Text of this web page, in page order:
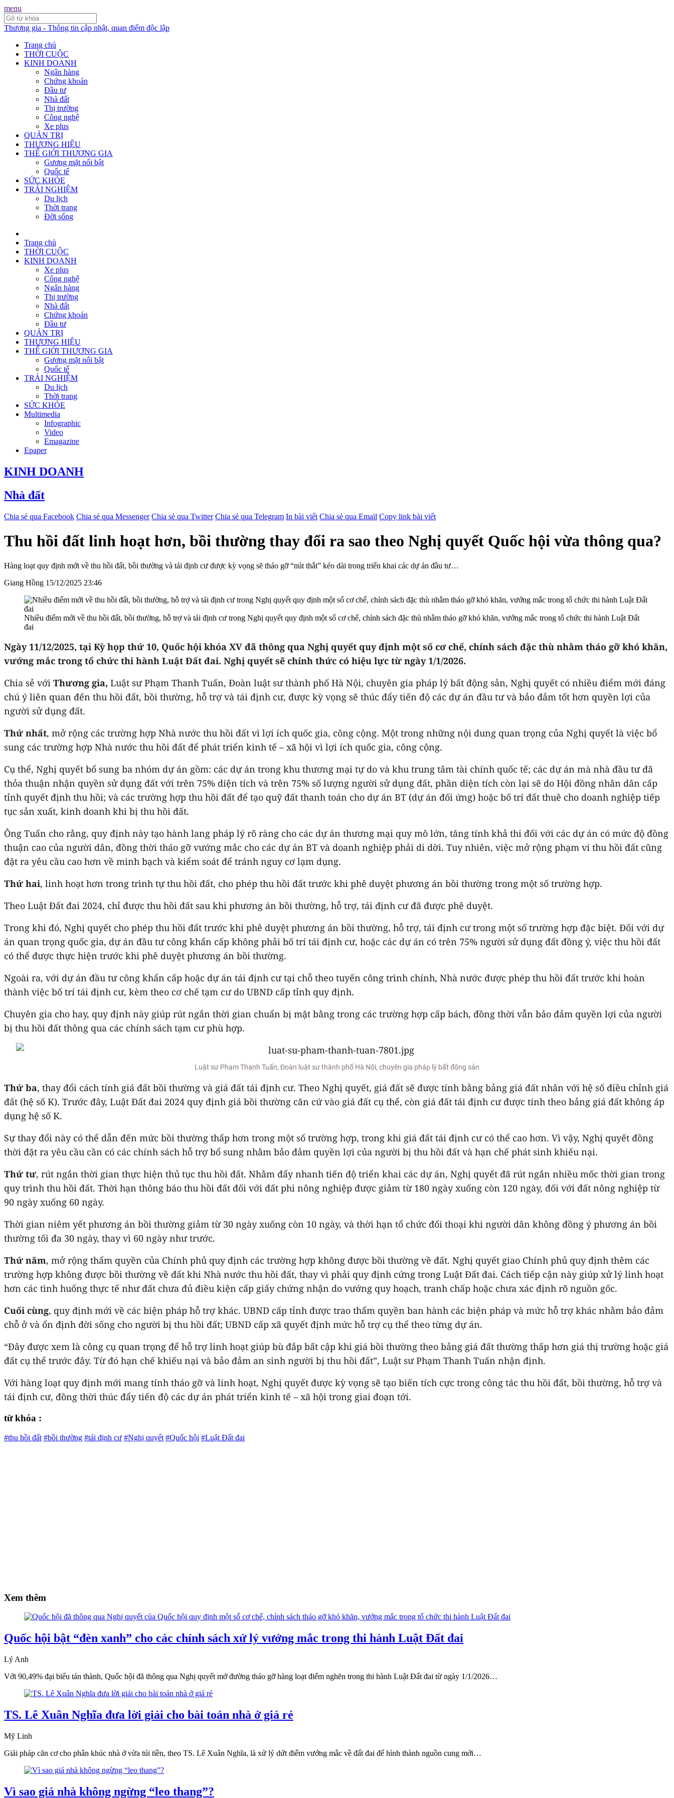
menu
Thương gia - Thông tin cập nhật, quan điểm độc lập
Trang chủ
THỜI CUỘC
KINH DOANH
Ngân hàng
Chứng khoán
Đầu tư
Nhà đất
Thị trường
Công nghệ
Xe plus
QUẢN TRỊ
THƯƠNG HIỆU
THẾ GIỚI THƯƠNG GIA
Gương mặt nổi bật
Quốc tế
SỨC KHỎE
TRẢI NGHIỆM
Du lịch
Thời trang
Đời sống
Trang chủ
THỜI CUỘC
KINH DOANH
Xe plus
Công nghệ
Ngân hàng
Thị trường
Nhà đất
Chứng khoán
Đầu tư
QUẢN TRỊ
THƯƠNG HIỆU
THẾ GIỚI THƯƠNG GIA
Gương mặt nổi bật
Quốc tế
TRẢI NGHIỆM
Du lịch
Thời trang
SỨC KHỎE
Multimedia
Infographic
Video
Emagazine
Epaper
KINH DOANH
Nhà đất
Chia sẻ qua Facebook Chia sẻ qua Messenger Chia sẻ qua Twitter Chia sẻ qua Telegram In bài viết Chia sẻ qua Email Copy link bài viết
Thu hồi đất linh hoạt hơn, bồi thường thay đổi ra sao theo Nghị quyết Quốc hội vừa thông qua?
Hàng loạt quy định mới về thu hồi đất, bồi thường và tái định cư được kỳ vọng sẽ tháo gỡ “nút thắt” kéo dài trong triển khai các dự án đầu tư…
Giang Hồng 15/12/2025 23:46
Nhiều điểm mới về thu hồi đất, bồi thường, hỗ trợ và tái định cư trong Nghị quyết quy định một số cơ chế, chính sách đặc thù nhằm tháo gỡ khó khăn, vướng mắc trong tổ chức thi hành Luật Đất
đai
Ngày 11/12/2025, tại Kỳ họp thứ 10, Quốc hội khóa XV đã thông qua Nghị quyết quy định một số cơ chế, chính sách đặc thù nhằm tháo gỡ khó khăn,
vướng mắc trong tổ chức thi hành Luật Đất đai. Nghị quyết sẽ chính thức có hiệu lực từ ngày 1/1/2026.
Chia sẻ với Thương gia, Luật sư Phạm Thanh Tuấn, Đoàn luật sư thành phố Hà Nội, chuyên gia pháp lý bất động sản, Nghị quyết có nhiều điểm mới đáng
chú ý liên quan đến thu hồi đất, bồi thường, hỗ trợ và tái định cư, được kỳ vọng sẽ thúc đẩy tiến độ các dự án đầu tư và bảo đảm tốt hơn quyền lợi của
người sử dụng đất.
Thứ nhất, mở rộng các trường hợp Nhà nước thu hồi đất vì lợi ích quốc gia, công cộng. Một trong những nội dung quan trọng của Nghị quyết là việc bổ
sung các trường hợp Nhà nước thu hồi đất để phát triển kinh tế – xã hội vì lợi ích quốc gia, công cộng.
Cụ thể, Nghị quyết bổ sung ba nhóm dự án gồm: các dự án trong khu thương mại tự do và khu trung tâm tài chính quốc tế; các dự án mà nhà đầu tư đã
thỏa thuận nhận quyền sử dụng đất với trên 75% diện tích và trên 75% số lượng người sử dụng đất, phần diện tích còn lại sẽ do Hội đồng nhân dân cấp
tỉnh quyết định thu hồi; và các trường hợp thu hồi đất để tạo quỹ đất thanh toán cho dự án BT (dự án đối ứng) hoặc bố trí đất thuê cho doanh nghiệp tiếp
tục sản xuất, kinh doanh khi bị thu hồi đất.
Ông Tuấn cho rằng, quy định này tạo hành lang pháp lý rõ ràng cho các dự án thương mại quy mô lớn, tăng tính khả thi đối với các dự án có mức độ đồng
thuận cao của người dân, đồng thời tháo gỡ vướng mắc cho các dự án BT và doanh nghiệp phải di dời. Tuy nhiên, việc mở rộng phạm vi thu hồi đất cũng
đặt ra yêu cầu cao hơn về minh bạch và kiểm soát để tránh nguy cơ lạm dụng.
Thứ hai, linh hoạt hơn trong trình tự thu hồi đất, cho phép thu hồi đất trước khi phê duyệt phương án bồi thường trong một số trường hợp.
Theo Luật Đất đai 2024, chỉ được thu hồi đất sau khi phương án bồi thường, hỗ trợ, tái định cư đã được phê duyệt.
Trong khi đó, Nghị quyết cho phép thu hồi đất trước khi phê duyệt phương án bồi thường, hỗ trợ, tái định cư trong một số trường hợp đặc biệt. Đối với dự
án quan trọng quốc gia, dự án đầu tư công khẩn cấp không phải bố trí tái định cư, hoặc các dự án có trên 75% người sử dụng đất đồng ý, việc thu hồi đất
có thể được thực hiện trước khi phê duyệt phương án bồi thường.
Ngoài ra, với dự án đầu tư công khẩn cấp hoặc dự án tái định cư tại chỗ theo tuyến công trình chính, Nhà nước được phép thu hồi đất trước khi hoàn
thành việc bố trí tái định cư, kèm theo cơ chế tạm cư do UBND cấp tỉnh quy định.
Chuyên gia cho hay, quy định này giúp rút ngắn thời gian chuẩn bị mặt bằng trong các trường hợp cấp bách, đồng thời vẫn bảo đảm quyền lợi của người
bị thu hồi đất thông qua các chính sách tạm cư phù hợp.
Luật sư Phạm Thanh Tuấn, Đoàn luật sư thành phố Hà Nội, chuyên gia pháp lý bất động sản
Thứ ba, thay đổi cách tính giá đất bồi thường và giá đất tái định cư. Theo Nghị quyết, giá đất sẽ được tính bằng bảng giá đất nhân với hệ số điều chỉnh giá
đất (hệ số K). Trước đây, Luật Đất đai 2024 quy định giá bồi thường căn cứ vào giá đất cụ thể, còn giá đất tái định cư được tính theo bảng giá đất không áp
dụng hệ số K.
Sự thay đổi này có thể dẫn đến mức bồi thường thấp hơn trong một số trường hợp, trong khi giá đất tái định cư có thể cao hơn. Vì vậy, Nghị quyết đồng
thời đặt ra yêu cầu cần có các chính sách hỗ trợ bổ sung nhằm bảo đảm quyền lợi của người bị thu hồi đất và hạn chế phát sinh khiếu nại.
Thứ tư, rút ngắn thời gian thực hiện thủ tục thu hồi đất. Nhằm đẩy nhanh tiến độ triển khai các dự án, Nghị quyết đã rút ngắn nhiều mốc thời gian trong
quy trình thu hồi đất. Thời hạn thông báo thu hồi đất đối với đất phi nông nghiệp được giảm từ 180 ngày xuống còn 120 ngày, đối với đất nông nghiệp từ
90 ngày xuống 60 ngày.
Thời gian niêm yết phương án bồi thường giảm từ 30 ngày xuống còn 10 ngày, và thời hạn tổ chức đối thoại khi người dân không đồng ý phương án bồi
thường tối đa 30 ngày, thay vì 60 ngày như trước.
Thứ năm, mở rộng thẩm quyền của Chính phủ quy định các trường hợp không được bồi thường về đất. Nghị quyết giao Chính phủ quy định thêm các
trường hợp không được bồi thường về đất khi Nhà nước thu hồi đất, thay vì phải quy định cứng trong Luật Đất đai. Cách tiếp cận này giúp xử lý linh hoạt
hơn các tình huống thực tế như đất chưa đủ điều kiện cấp giấy chứng nhận do vướng quy hoạch, tranh chấp hoặc chưa xác định rõ nguồn gốc.
Cuối cùng, quy định mới về các biện pháp hỗ trợ khác. UBND cấp tỉnh được trao thẩm quyền ban hành các biện pháp và mức hỗ trợ khác nhằm bảo đảm
chỗ ở và ổn định đời sống cho người bị thu hồi đất; UBND cấp xã quyết định mức hỗ trợ cụ thể theo từng dự án.
“Đây được xem là công cụ quan trọng để hỗ trợ linh hoạt giúp bù đắp bất cập khi giá bồi thường theo bảng giá đất thường thấp hơn giá thị trường hoặc giá
đất cụ thể trước đây. Từ đó hạn chế khiếu nại và bảo đảm an sinh người bị thu hồi đất”, Luật sư Phạm Thanh Tuấn nhận định.
Với hàng loạt quy định mới mang tính tháo gỡ và linh hoạt, Nghị quyết được kỳ vọng sẽ tạo biến tích cực trong công tác thu hồi đất, bồi thường, hỗ trợ và
tái định cư, đồng thời thúc đẩy tiến độ các dự án phát triển kinh tế – xã hội trong giai đoạn tới.
từ khóa :
#thu hồi đất #bồi thường #tái định cư #Nghị quyết #Quốc hội #Luật Đất đai
Xem thêm
Quốc hội bật “đèn xanh” cho các chính sách xử lý vướng mắc trong thi hành Luật Đất đai
Lý Anh
Với 90,49% đại biểu tán thành, Quốc hội đã thông qua Nghị quyết mở đường tháo gỡ hàng loạt điểm nghẽn trong thi hành Luật Đất đai từ ngày 1/1/2026…
TS. Lê Xuân Nghĩa đưa lời giải cho bài toán nhà ở giá rẻ
Mỹ Linh
Giải pháp căn cơ cho phân khúc nhà ở vừa túi tiền, theo TS. Lê Xuân Nghĩa, là xử lý dứt điểm vướng mắc về đất đai để hình thành nguồn cung mới…
Vì sao giá nhà không ngừng “leo thang”?